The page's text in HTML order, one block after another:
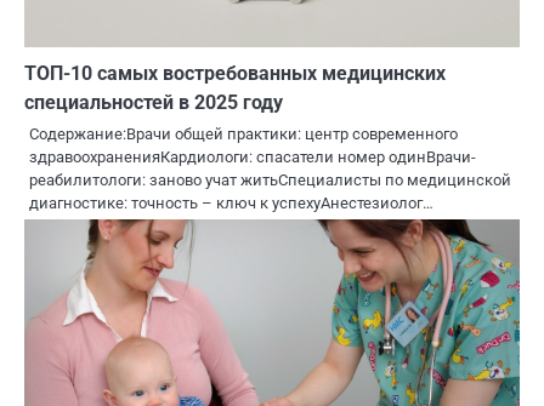
ТОП-10 самых востребованных медицинских
специальностей в 2025 году
Содержание:Врачи общей практики: центр современного
здравоохраненияКардиологи: спасатели номер одинВрачи-
реабилитологи: заново учат житьСпециалисты по медицинской
диагностике: точность – ключ к успехуАнестезиолог…